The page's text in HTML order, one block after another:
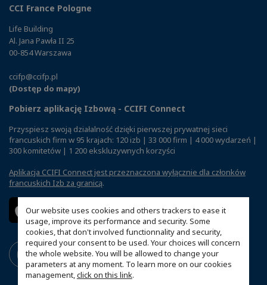
Our website uses cookies and others trackers to ease it
usage, improve its performance and security. Some
cookies, that don't involved functionnality and security,
required your consent to be used. Your choices will concern
the whole website. You will be allowed to change your
parameters at any moment. To learn more on our cookies
management,click on this link.
CCI France Pologne
Life Building
Al. Jana Pawła II 25
00-854 Warszawa
ccifp@ccifp.pl
(Dostęp do mapy)
Pobierz aplikację Izbową - CCIFI Connect
Przyspiesz swoją działalność dzięki pierwszej prywatnej sieci
francuskich firm w 95 krajach: 120 izb | 33 000 firm | 4 000 wydarzeń |
300 komitetów | 1 200 ekskluzywnych korzyści
Aplikacja CCIFI Connect jest przeznaczona wyłącznie dla członków
francuskich Izb za granicą.